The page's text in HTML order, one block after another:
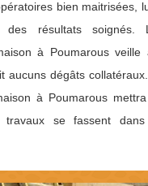
bien maitrisées,
des résultats soignés.
à Poumarous
aucuns dégâts
à Poumarous
se fassent dans